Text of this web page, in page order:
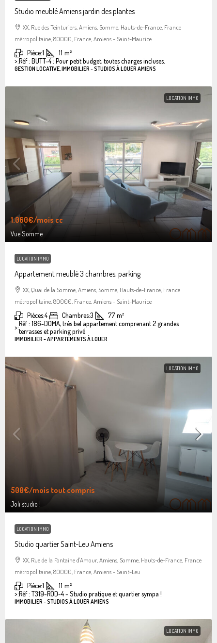
Studio meublé Amiens jardin des plantes
XX, Rue des Teinturiers, Amiens, Somme, Hauts-de-France, France
métropolitaine, 80000, France, Amiens - Saint-Maurice
Pièce:1 11 m²
>:Réf : BUTT-4 : Pour petit budget, toutes charges incluses.
GESTION LOCATIVE, IMMOBILIER - STUDIOS À LOUER AMIENS
LOCATION IMMO
1.060€/mois cc
Vue Somme
LOCATION IMMO
Appartement meublé 3 chambres, parking
XX, Quai de la Somme, Amiens, Somme, Hauts-de-France, France
métropolitaine, 80000, France, Amiens - Saint-Maurice
Pièces:4 Chambres:3 77 m²
>:Réf : 186-DOMA, très bel appartement comprenant 2 grandes
terrasses et parking privé
IMMOBILIER - APPARTEMENTS À LOUER
LOCATION IMMO
500€/mois tout compris
Joli studio !
LOCATION IMMO
Studio quartier Saint-Leu Amiens
XX, Rue de la Fontaine d'Amour, Amiens, Somme, Hauts-de-France, France
métropolitaine, 80000, France, Amiens - Saint-Leu
Pièce:1 11 m²
>:Réf : T319-ROD-4 - Studio pratique et quartier sympa !
IMMOBILIER - STUDIOS À LOUER AMIENS
LOCATION IMMO